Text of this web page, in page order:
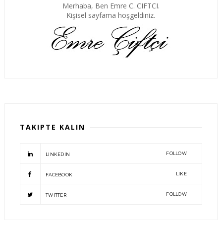
Merhaba, Ben Emre C. CIFTCI.
Kişisel sayfama hoşgeldiniz.
TAKIPTE KALIN
LINKEDIN FOLLOW
FACEBOOK LIKE
TWITTER FOLLOW